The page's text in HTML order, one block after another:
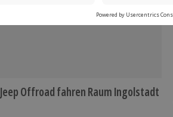
Jeep Offroad fahren Raum Ingolstadt